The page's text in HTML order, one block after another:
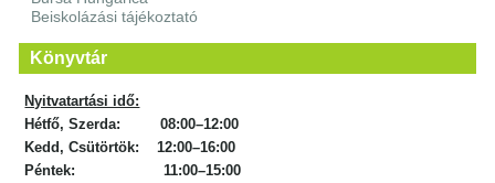
Beiskolázási tájékoztató
Könyvtár
Nyitvatartási idő:
Hétfő, Szerda: 08:00–12:00
Kedd, Csütörtök: 12:00–16:00
Péntek: 11:00–15:00